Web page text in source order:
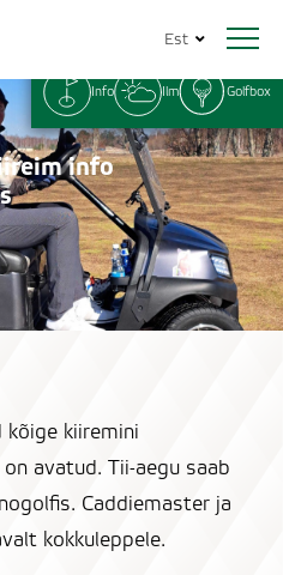
Est
info
kõige kiiremini
avatud. Tii-aegu saab
Caddiemaster ja
kokkuleppele.
Info Ilm Golfbox